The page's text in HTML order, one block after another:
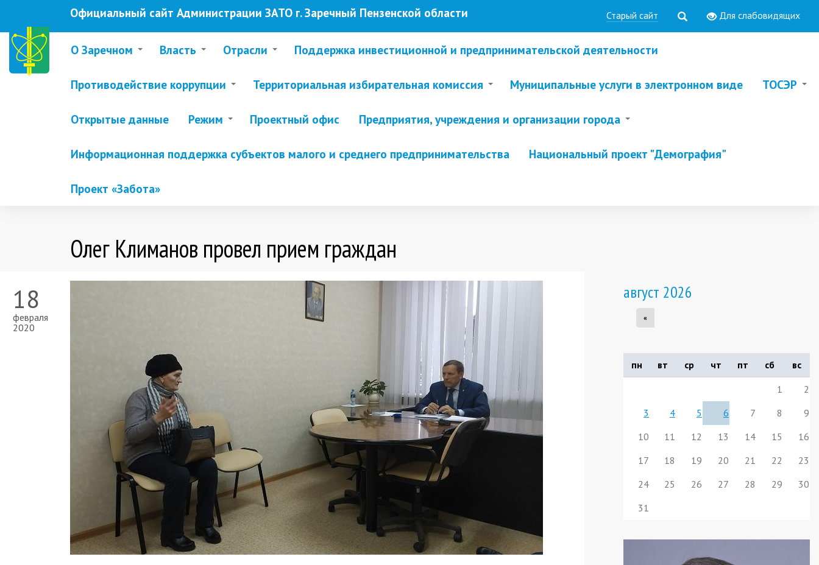
основному
содержанию
Официальный сайт Администрации ЗАТО г. Заречный Пензенской области Старый сайт Для слабовидящих
О Заречном Власть Отрасли Поддержка инвестиционной и предпринимательской деятельности
Противодействие коррупции Территориальная избирательная комиссия Муниципальные услуги в электронном виде ТОСЭР
Открытые данные Режим Проектный офис Предприятия, учреждения и организации города
Информационная поддержка субъектов малого и среднего предпринимательства Национальный проект "Демография"
Проект «Забота»
Олег Климанов провел прием граждан
18
февраля
2020
август 2026
«
пн вт ср чт пт сб
вс
1
2
3
4 5 6 7 8
9
10
11 12 13 14 15
16
17
18 19 20 21 22
23
24
25 26 27 28 29
30
31